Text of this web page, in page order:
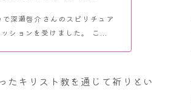
深瀬啓介さんのスピリチュア
ションを受けました。 こ...
たキリスト教を通じて祈りとい